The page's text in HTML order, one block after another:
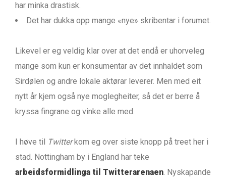
har minka drastisk.
Det har dukka opp mange «nye» skribentar i forumet.
Likevel er eg veldig klar over at det endå er uhorveleg
mange som kun er konsumentar av det innhaldet som
Sirdølen og andre lokale aktørar leverer. Men med eit
nytt år kjem også nye moglegheiter, så det er berre å
kryssa fingrane og vinke alle med.
I høve til Twitterkom eg over siste knopp på treet her i
stad. Nottingham by i England har teke
arbeidsformidlinga til Twitterarenaen. Nyskapande